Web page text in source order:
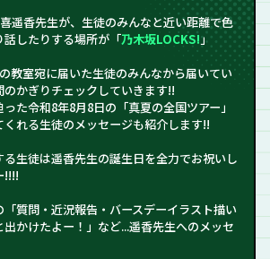
遥香先生が、生徒のみんなと近い距離で色
したりする場所が「乃木坂LOCKS!」
教室宛に届いた生徒のみんなから届いてい
かぎりチェックしていきます!!
た令和8年8月8日の「真夏の全国ツアー」
れる生徒のメッセージも紹介します!!
生徒は遥香先生の誕生日を全力でお祝いし
!!!!
質問・近況報告・バースデーイラスト描い
かけたよー！」など...遥香先生へのメッセ